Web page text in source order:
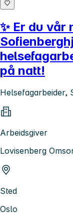
✨ Er du vår
på natt!
Helsefagarbeider,
Arbeidsgiver
Lovisenberg
Sted
Oslo